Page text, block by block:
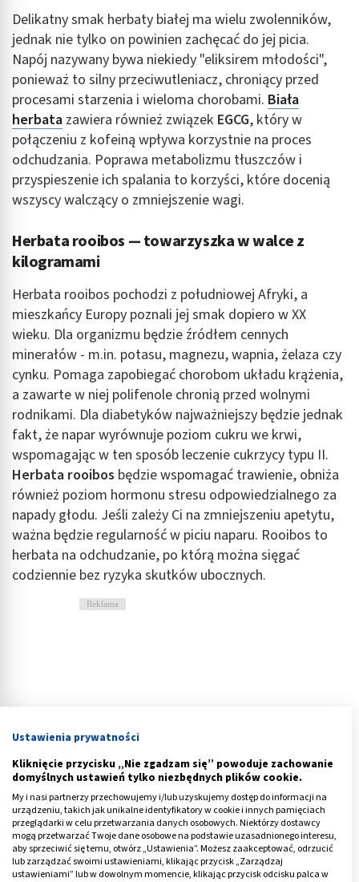
Delikatny smak herbaty białej ma wielu zwolenników,
jednak nie tylko on powinien zachęcać do jej picia.
Napój nazywany bywa niekiedy "eliksirem młodości",
ponieważ to silny przeciwutleniacz, chroniący przed
procesami starzenia i wieloma chorobami. Biała
herbata zawiera również związek EGCG, który w
połączeniu z kofeiną wpływa korzystnie na proces
odchudzania. Poprawa metabolizmu tłuszczów i
przyspieszenie ich spalania to korzyści, które docenią
wszyscy walczący o zmniejszenie wagi.
Herbata rooibos — towarzyszka w walce z
kilogramami
Herbata rooibos pochodzi z południowej Afryki, a
mieszkańcy Europy poznali jej smak dopiero w XX
wieku. Dla organizmu będzie źródłem cennych
minerałów - m.in. potasu, magnezu, wapnia, żelaza czy
cynku. Pomaga zapobiegać chorobom układu krążenia,
a zawarte w niej polifenole chronią przed wolnymi
rodnikami. Dla diabetyków najważniejszy będzie jednak
fakt, że napar wyrównuje poziom cukru we krwi,
wspomagając w ten sposób leczenie cukrzycy typu II.
Herbata rooibos będzie wspomagać trawienie, obniża
również poziom hormonu stresu odpowiedzialnego za
napady głodu. Jeśli zależy Ci na zmniejszeniu apetytu,
ważna będzie regularność w piciu naparu. Rooibos to
herbata na odchudzanie, po którą można sięgać
codziennie bez ryzyka skutków ubocznych.
Reklama
Herbata na odchudzanie — na co należy
Ustawienia prywatności
Kliknięcie przycisku „Nie zgadzam się” powoduje zachowanie
domyślnych ustawień tylko niezbędnych plików cookie.
My i nasi partnerzy przechowujemy i/lub uzyskujemy dostęp do informacji na
urządzeniu, takich jak unikalne identyfikatory w cookie i innych pamięciach
przeglądarki w celu przetwarzania danych osobowych. Niektórzy dostawcy
mogą przetwarzać Twoje dane osobowe na podstawie uzasadnionego interesu,
aby sprzeciwić się temu, otwórz „Ustawienia”. Możesz zaakceptować, odrzucić
lub zarządzać swoimi ustawieniami, klikając przycisk „Zarządzaj
ustawieniami” lub w dowolnym momencie, klikając przycisk odcisku palca w